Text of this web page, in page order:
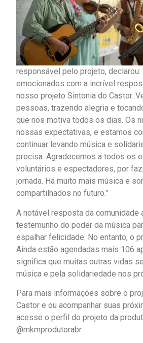
responsável pelo projeto, declarou:
emocionados com a incrível
nosso projeto Sintonia do Castor.
pessoas, trazendo alegria e
que nos motiva todos os dias. Os
nossas expectativas, e estamos
continuar levando música e
precisa. Agradecemos a todos os
voluntários e espectadores, por
jornada. Há muito mais música e
compartilhados no futuro.”
A notável resposta da comunidade
testemunho do poder da música
espalhar felicidade. No entanto, o
Ainda estão agendadas mais 106
significa que muitas outras vidas
música e pela solidariedade nos
Para mais informações sobre o
Castor e ou acompanhar suas
acesse o perfil do projeto da
@mkmprodutorabr.